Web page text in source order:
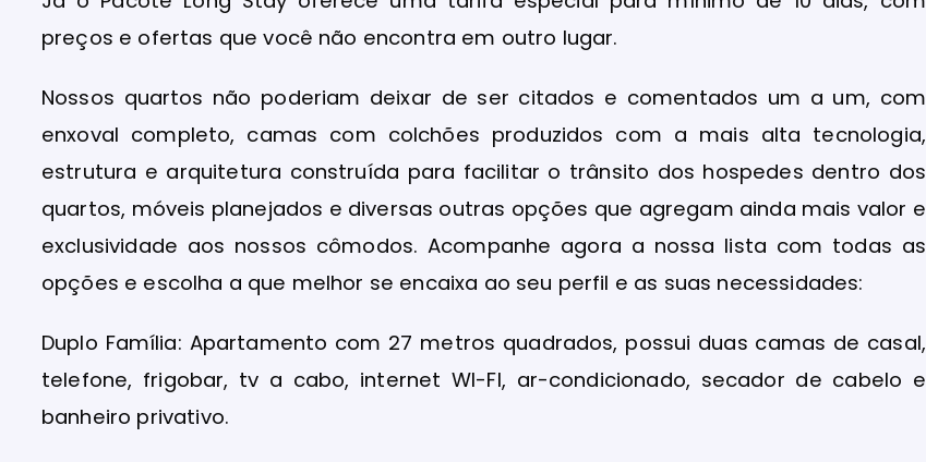
preços e ofertas que você não encontra em outro lugar.
Nossos quartos não poderiam deixar de ser citados e comentados um a um, com
enxoval completo, camas com colchões produzidos com a mais alta tecnologia,
estrutura e arquitetura construída para facilitar o trânsito dos hospedes dentro dos
quartos, móveis planejados e diversas outras opções que agregam ainda mais valor e
exclusividade aos nossos cômodos. Acompanhe agora a nossa lista com todas as
opções e escolha a que melhor se encaixa ao seu perfil e as suas necessidades:
Duplo Família: Apartamento com 27 metros quadrados, possui duas camas de casal,
telefone, frigobar, tv a cabo, internet WI-FI, ar-condicionado, secador de cabelo e
banheiro privativo.